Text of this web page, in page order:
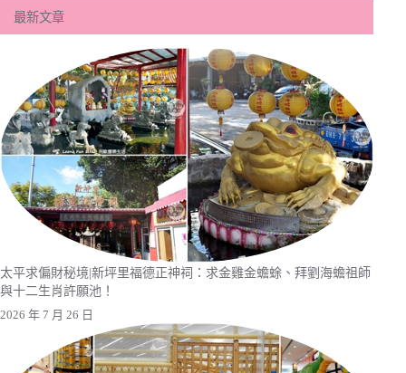
最新文章
太平求偏財秘境|新坪里福德正神祠：求金雞金蟾蜍、拜劉海蟾祖師
與十二生肖許願池！
2026 年 7 月 26 日